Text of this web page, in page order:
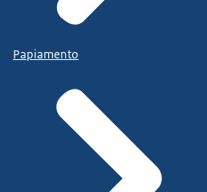
Papiamento